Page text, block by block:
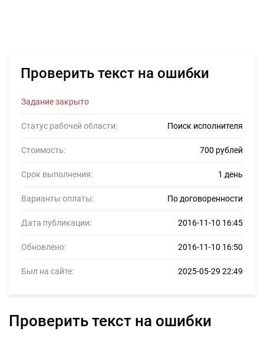
Проверить текст на ошибки
Задание закрыто
Статус рабочей области: Поиск исполнителя
Стоимость: 700 рублей
Срок выполнения: 1 день
Варианты оплаты: По договоренности
Дата публикации: 2016-11-10 16:45
Обновлено: 2016-11-10 16:50
Был на сайте: 2025-05-29 22:49
Проверить текст на ошибки